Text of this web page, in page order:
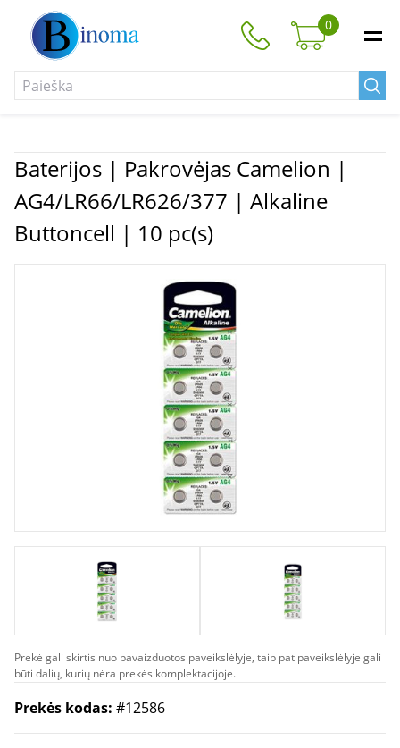
0
Baterijos | Pakrovėjas Camelion |
AG4/LR66/LR626/377 | Alkaline
Buttoncell | 10 pc(s)
Prekė gali skirtis nuo pavaizduotos paveikslėlyje, taip pat paveikslėlyje gali
būti dalių, kurių nėra prekės komplektacijoje.
Prekės kodas: #12586